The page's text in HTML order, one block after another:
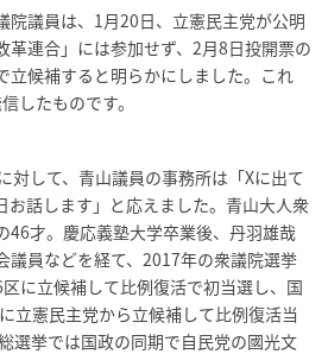
院議員は、1月20日、立憲民主党が公明
革連合」には参加せず、2月8日投開票の
立候補すると明らかにしました。これ
したものです。
対して、青山議員の事務所は「Xに出て
お話します」と応えました。青山大人衆
46才。慶応義塾大学卒業後、丹羽雄哉
議員などを経て、2017年の衆議院選挙
に立候補して比例復活で初当選し、国
立憲民主党から立候補して比例復活当
選挙では国政の同期で自民党の國光文